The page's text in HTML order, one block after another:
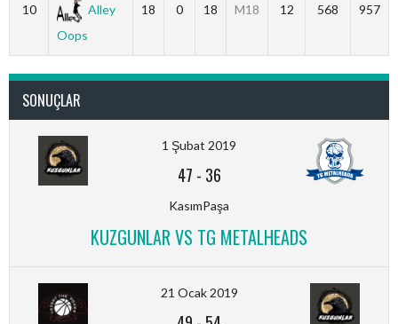
10
Alley
Oops
18 0 18 M18 12 568 957
SONUÇLAR
1 Şubat 2019
47 - 36
KasımPaşa
KUZGUNLAR VS TG METALHEADS
21 Ocak 2019